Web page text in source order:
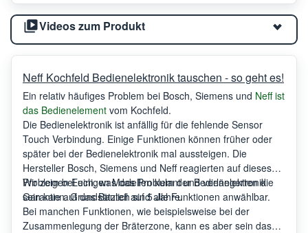
Videos zum Produkt
Neff Kochfeld Bedienelektronik tauschen - so geht es!
Ein relativ häufiges Problem bei Bosch, Siemens und Neff ist
das Bedienelement vom Kochfeld.
Die Bedienelektronik ist anfällig für die fehlende Sensor
Touch Verbindung. Einige Funktionen können früher oder
später bei der Bedienelektronik mal aussteigen. Die
Hersteller Bosch, Siemens und Neff reagierten auf dieses
Problem bei einigen Modellen kulant und verlängerten die
Garantie auf das Bauteil auf 5 Jahre.
Wir zeigen Euch, was das Problem der Bedienelektronik
sein kann. Grundsätzlich sind alle Funktionen anwählbar.
Bei manchen Funktionen, wie beispielsweise bei der
Zusammenlegung der Bräterzone, kann es aber sein dass